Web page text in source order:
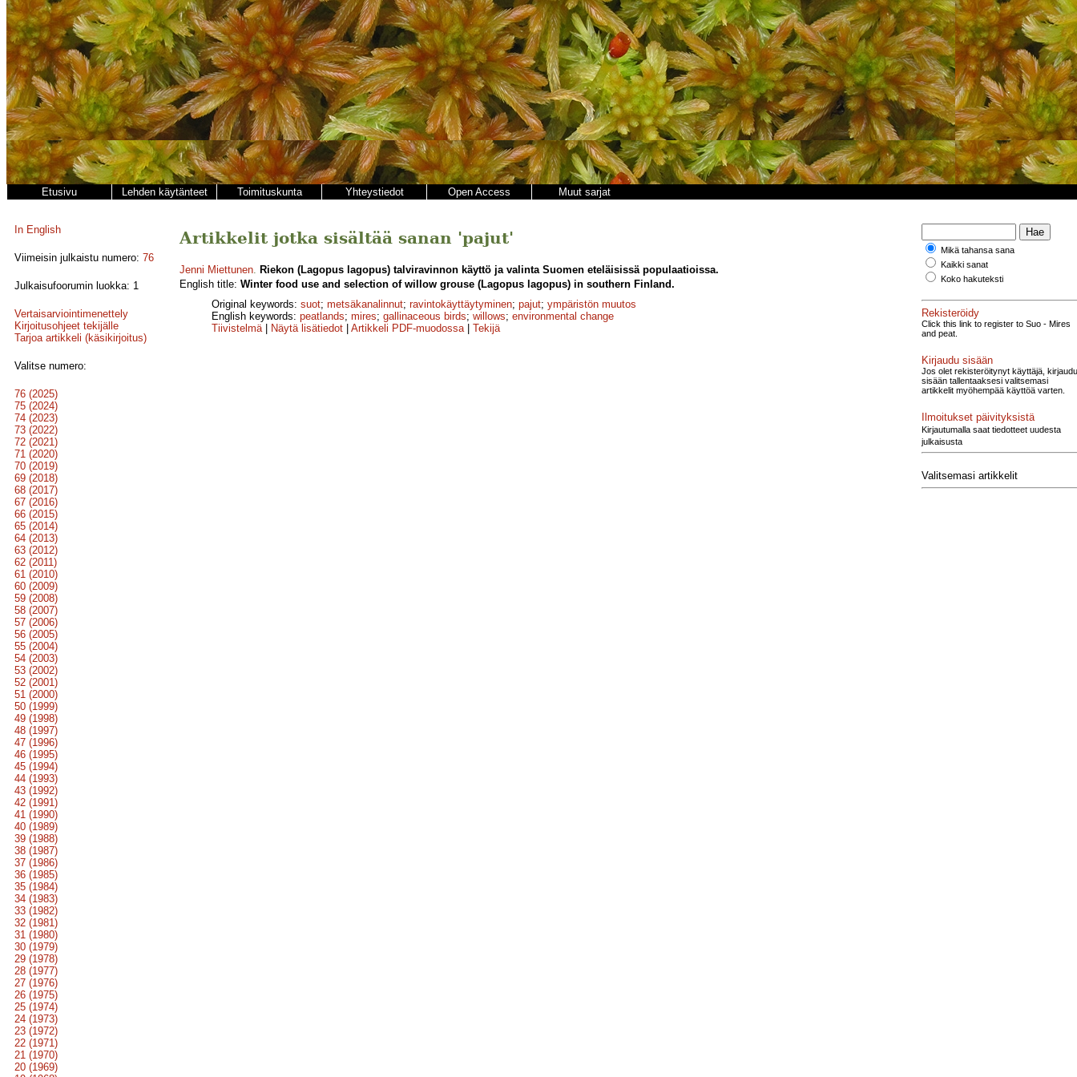
Etusivu Lehden käytänteet Toimituskunta Yhteystiedot Open Access Muut sarjat
In English
Viimeisin julkaistu numero: 76
Julkaisufoorumin luokka: 1
Vertaisarviointimenettely
Kirjoitusohjeet tekijälle
Tarjoa artikkeli (käsikirjoitus)
Valitse numero:
76 (2025)
75 (2024)
74 (2023)
73 (2022)
72 (2021)
71 (2020)
70 (2019)
69 (2018)
68 (2017)
67 (2016)
66 (2015)
65 (2014)
64 (2013)
63 (2012)
62 (2011)
61 (2010)
60 (2009)
59 (2008)
58 (2007)
57 (2006)
56 (2005)
55 (2004)
54 (2003)
53 (2002)
52 (2001)
51 (2000)
50 (1999)
49 (1998)
48 (1997)
47 (1996)
46 (1995)
45 (1994)
44 (1993)
43 (1992)
42 (1991)
41 (1990)
40 (1989)
39 (1988)
38 (1987)
37 (1986)
36 (1985)
35 (1984)
34 (1983)
33 (1982)
32 (1981)
31 (1980)
30 (1979)
29 (1978)
28 (1977)
27 (1976)
26 (1975)
25 (1974)
24 (1973)
23 (1972)
22 (1971)
21 (1970)
20 (1969)
Artikkelit jotka sisältää sanan 'pajut'
Jenni Miettunen. Riekon (Lagopus lagopus) talviravinnon käyttö ja valinta Suomen eteläisissä populaatioissa.
English title: Winter food use and selection of willow grouse (Lagopus lagopus) in southern Finland.
Original keywords: suot; metsäkanalinnut; ravintokäyttäytyminen; pajut; ympäristön muutos
English keywords: peatlands; mires; gallinaceous birds; willows; environmental change
Tiivistelmä| Näytä lisätiedot Artikkeli PDF-muodossa| Tekijä
Mikä tahansa sana
Kaikki sanat
Koko hakuteksti
Rekisteröidy
Click this link to register to Suo - Mires
and peat.
Kirjaudu sisään
Jos olet rekisteröitynyt käyttäjä, kirjaudu
sisään tallentaaksesi valitsemasi
artikkelit myöhempää käyttöä varten.
Ilmoitukset päivityksistä
Kirjautumalla saat tiedotteet uudesta
julkaisusta
Valitsemasi artikkelit